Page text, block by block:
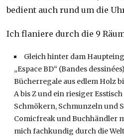
bedient auch rund um die
Ich flaniere durch die 9
Gleich hinter dam
„Espace BD“ (Bandes
Bücherregale aus edlem Holz
A bis Z und ein riesiger
Schmökern, Schmunzeln und
Comicfreak und Buchhändler
mich fachkundig durch die